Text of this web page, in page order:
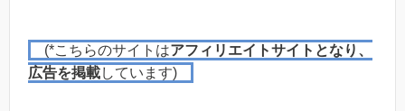
(*こちらのサイトはアフィリエイトサイトとなり、
広告を掲載しています)